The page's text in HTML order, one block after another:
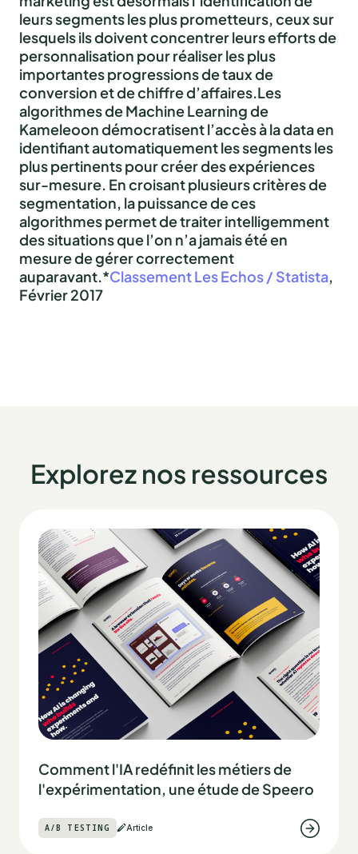
leurs segments les plus prometteurs, ceux sur
lesquels ils doivent concentrer leurs efforts de
personnalisation pour réaliser les plus
importantes progressions de taux de
conversion et de chiffre d’affaires.Les
algorithmes de Machine Learning de
Kameleoon démocratisent l’accès à la data en
identifiant automatiquement les segments les
plus pertinents pour créer des expériences
sur-mesure. En croisant plusieurs critères de
segmentation, la puissance de ces
algorithmes permet de traiter intelligemment
des situations que l’on n’a jamais été en
mesure de gérer correctement
auparavant.*Classement Les Echos / Statista,
Février 2017
Explorez nos ressources
Comment l'IA redéfinit les métiers de
l'expérimentation, une étude de Speero
A/B TESTING Article